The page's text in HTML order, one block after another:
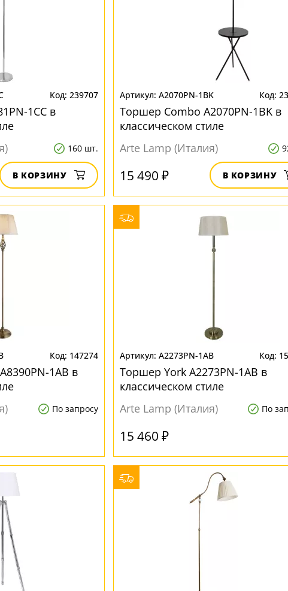
239707
1CC в
160 шт.
В КОРЗИНУ
A2070PN-1BK
Торшер Combo A2070PN-1BK в
классическом стиле
Arte Lamp (Италия)
15 490 ₽ В КОРЗИНУ
147274
1AB в
По запросу
A2273PN-1AB
Торшер York A2273PN-1AB в
классическом стиле
Arte Lamp (Италия)
По
15 460 ₽